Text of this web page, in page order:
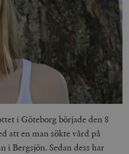
i Göteborg började den 8
att en man sökte vård på
i Bergsjön. Sedan dess har